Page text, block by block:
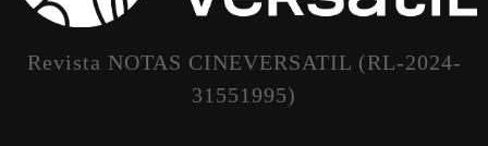
Revista NOTAS CINEVERSATIL (RL-2024-
31551995)